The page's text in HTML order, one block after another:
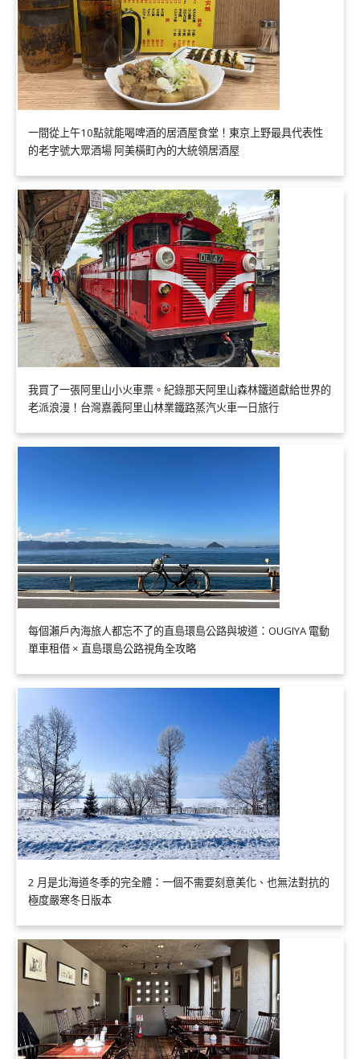
一間從上午10點就能喝啤酒的居酒屋食堂！東京上野最具代表性
的老字號大眾酒場 阿美橫町內的大統領居酒屋
我買了一張阿里山小火車票。紀錄那天阿里山森林鐵道獻給世界的
老派浪漫！台灣嘉義阿里山林業鐵路蒸汽火車一日旅行
每個瀨戶內海旅人都忘不了的直島環島公路與坡道：OUGIYA 電動
單車租借 × 直島環島公路視角全攻略
2 月是北海道冬季的完全體：一個不需要刻意美化、也無法對抗的
極度嚴寒冬日版本